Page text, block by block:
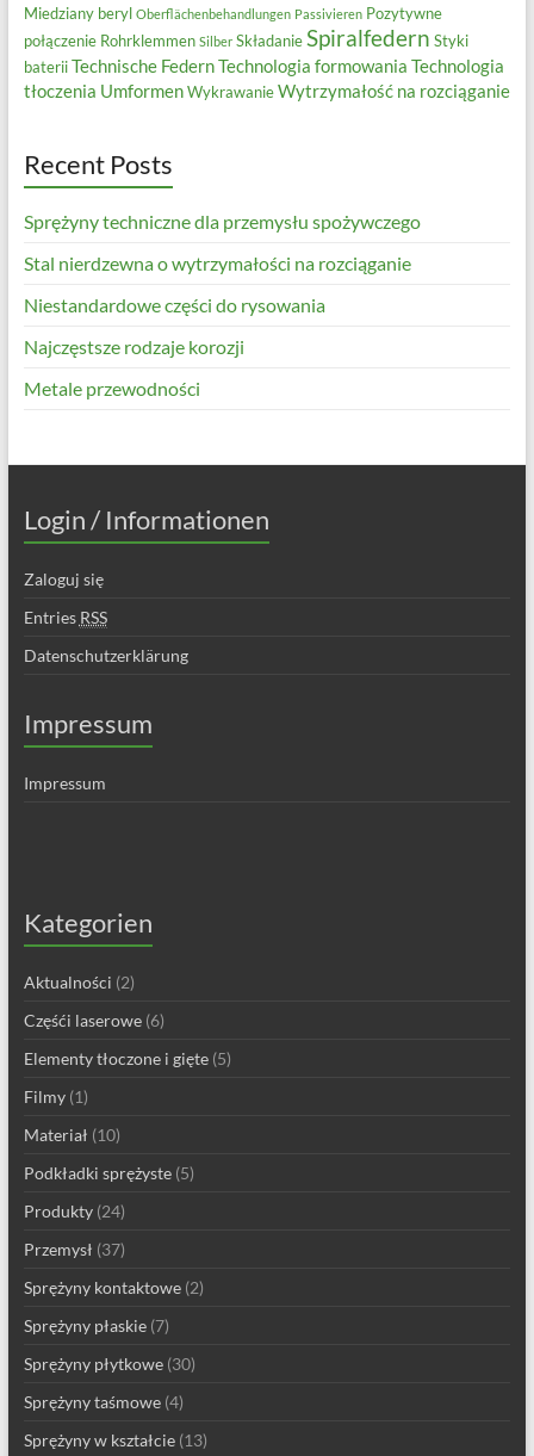
Miedziany beryl Oberflächenbehandlungen Passivieren Pozytywne
połączenie Rohrklemmen Silber Składanie Spiralfedern Styki
baterii Technische FedernTechnologia formowania Technologia
tłoczenia Umformen Wykrawanie Wytrzymałość na rozciąganie
Recent Posts
Sprężyny techniczne dla przemysłu spożywczego
Stal nierdzewna o wytrzymałości na rozciąganie
Niestandardowe części do rysowania
Najczęstsze rodzaje korozji
Metale przewodności
Login / Informationen
Zaloguj się
Entries RSS
Datenschutzerklärung
Impressum
Impressum
Kategorien
Aktualności (2)
Częśći laserowe(6)
Elementy tłoczone i gięte(5)
Filmy(1)
Materiał (10)
Podkładki sprężyste(5)
Produkty(24)
Przemysł (37)
Sprężyny kontaktowe(2)
Sprężyny płaskie(7)
Sprężyny płytkowe(30)
Sprężyny taśmowe(4)
Sprężyny w kształcie(13)